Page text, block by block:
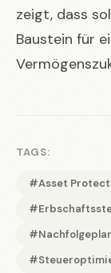
zeigt, dass
Baustein für
TAGS:
#Asset